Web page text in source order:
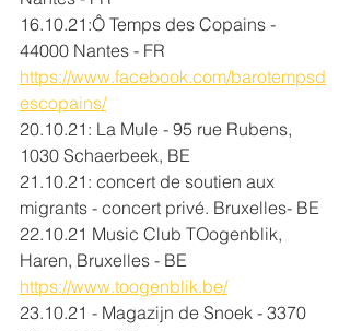
16.10.21:Ô Temps des Copains -
44000 Nantes - FR
https://www.facebook.com/barotempsd
escopains/
20.10.21: La Mule - 95 rue Rubens,
1030 Schaerbeek, BE
21.10.21: concert de soutien aux
migrants - concert privé. Bruxelles- BE
22.10.21 Music Club TOogenblik,
Haren, Bruxelles - BE
https://www.toogenblik.be/
23.10.21 - Magazijn de Snoek - 3370